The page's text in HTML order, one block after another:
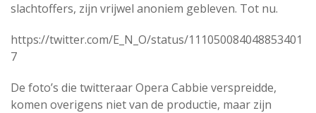
slachtoffers, zijn vrijwel anoniem gebleven. Tot nu.
https://twitter.com/E_N_O/status/111050084048853401
7
De foto’s die twitteraar Opera Cabbie verspreidde,
komen overigens niet van de productie, maar zijn